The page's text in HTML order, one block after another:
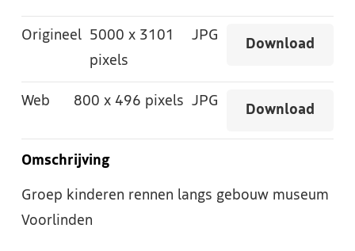
Origineel 5000 x 3101
pixels
JPG
Download
Web 800 x 496 pixels JPG
Download
Omschrijving
Groep kinderen rennen langs gebouw museum
Voorlinden